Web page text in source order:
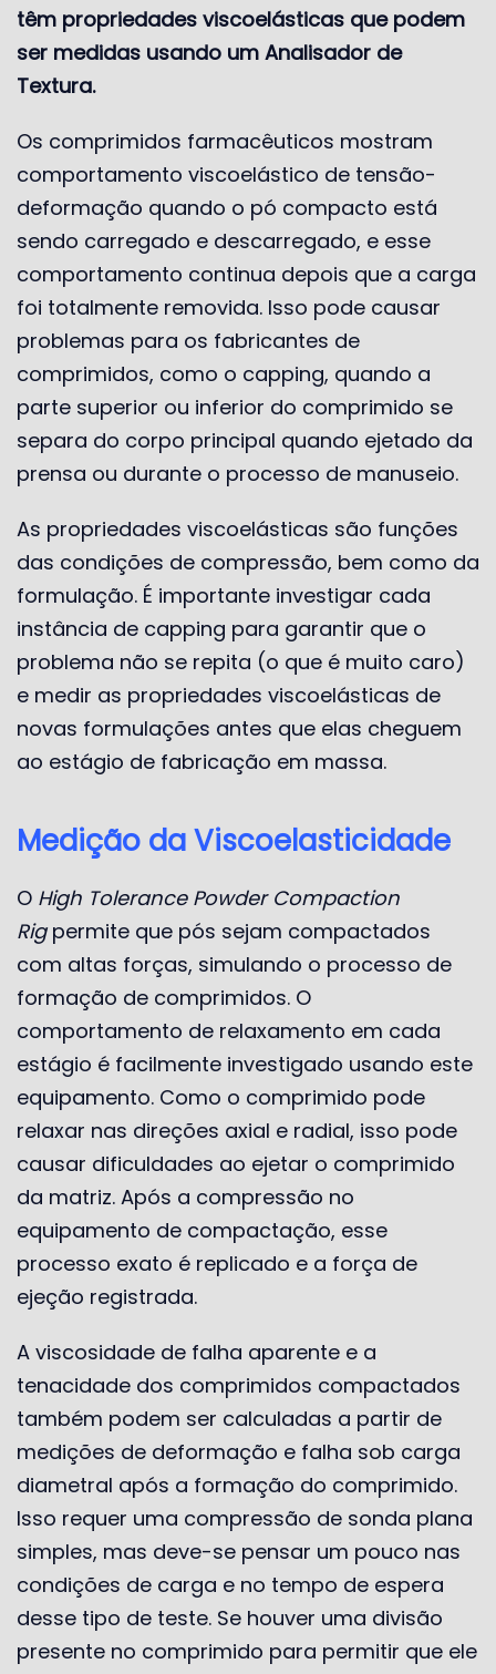
têm propriedades viscoelásticas que podem
ser medidas usando um Analisador de
Textura.
Os comprimidos farmacêuticos mostram
comportamento viscoelástico de tensão-
deformação quando o pó compacto está
sendo carregado e descarregado, e esse
comportamento continua depois que a carga
foi totalmente removida. Isso pode causar
problemas para os fabricantes de
comprimidos, como o capping, quando a
parte superior ou inferior do comprimido se
separa do corpo principal quando ejetado da
prensa ou durante o processo de manuseio.
As propriedades viscoelásticas são funções
das condições de compressão, bem como da
formulação. É importante investigar cada
instância de capping para garantir que o
problema não se repita (o que é muito caro)
e medir as propriedades viscoelásticas de
novas formulações antes que elas cheguem
ao estágio de fabricação em massa.
Medição da Viscoelasticidade
O High Tolerance Powder Compaction
Rigpermite que pós sejam compactados
com altas forças, simulando o processo de
formação de comprimidos. O
comportamento de relaxamento em cada
estágio é facilmente investigado usando este
equipamento. Como o comprimido pode
relaxar nas direções axial e radial, isso pode
causar dificuldades ao ejetar o comprimido
da matriz. Após a compressão no
equipamento de compactação, esse
processo exato é replicado e a força de
ejeção registrada.
A viscosidade de falha aparente e a
tenacidade dos comprimidos compactados
também podem ser calculadas a partir de
medições de deformação e falha sob carga
diametral após a formação do comprimido.
Isso requer uma compressão de sonda plana
simples, mas deve-se pensar um pouco nas
condições de carga e no tempo de espera
desse tipo de teste. Se houver uma divisão
presente no comprimido para permitir que ele